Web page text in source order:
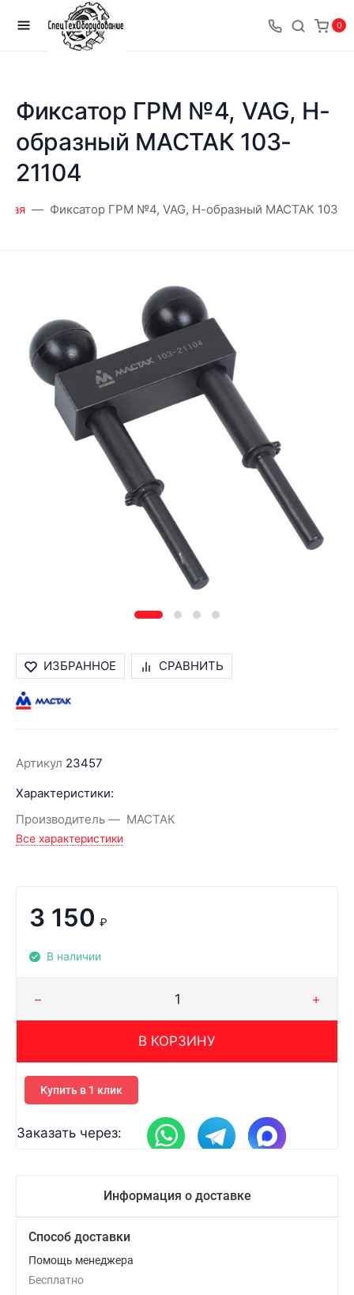
0
Фиксатор ГРМ №4, VAG, Н-
образный МАСТАК 103-
21104
Фиксатор ГРМ №4, VAG, Н-образный МАСТАК 103-
ИЗБРАННОЕ СРАВНИТЬ
Артикул 23457
Характеристики:
Производитель
МАСТАК
Все характеристики
3 150 ₽
В наличии
В КОРЗИНУ
Купить в 1 клик
Заказать через:
Информация о доставке
Способ доставки
Помощь менеджера
Бесплатно